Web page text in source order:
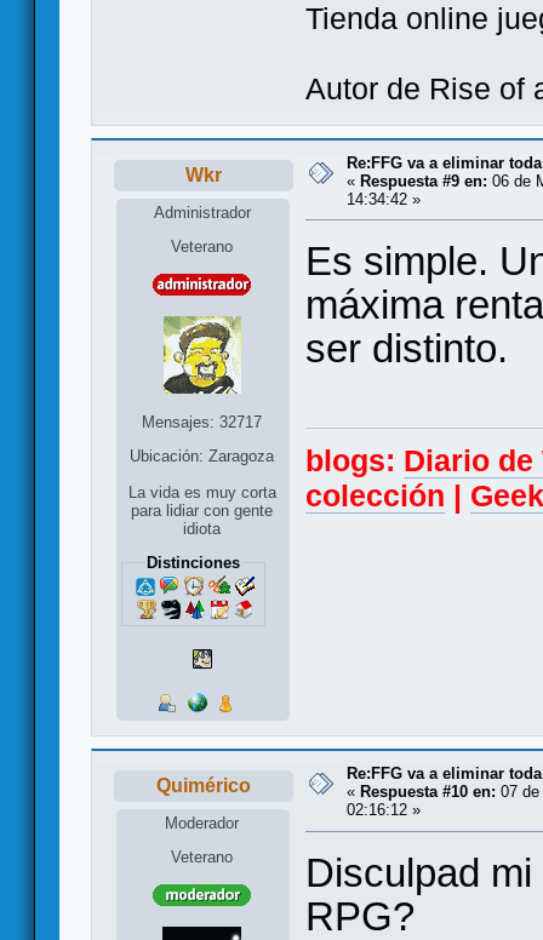
Tienda online
Autor de Rise of
Wkr
Administrador
Veterano
Mensajes: 32717
Ubicación: Zaragoza
La vida es muy corta
para lidiar con gente
idiota
Distinciones
Re:FFG va a eliminar
« Respuesta #9 en: 06 de
14:34:42 »
Es simple.
máxima
ser distinto.
blogs: Diario
colección
Quimérico
Moderador
Veterano
Re:FFG va a eliminar
« Respuesta #10 en: 07
02:16:12 »
Disculpad
RPG?